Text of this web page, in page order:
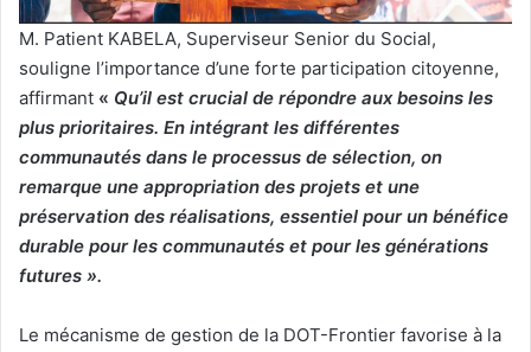
M. Patient KABELA, Superviseur Senior du Social,
souligne l’importance d’une forte participation citoyenne,
affirmant « Qu’il est crucial de répondre aux besoins les
plus prioritaires. En intégrant les différentes
communautés dans le processus de sélection, on
remarque une appropriation des projets et une
préservation des réalisations, essentiel pour un bénéfice
durable pour les communautés et pour les générations
futures ».
Le mécanisme de gestion de la DOT-Frontier favorise à la